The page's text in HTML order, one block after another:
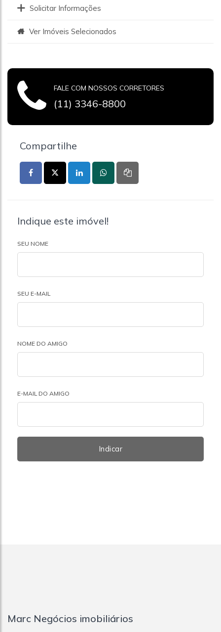
Solicitar Informações
Ver Imóveis Selecionados
FALE COM NOSSOS CORRETORES
(11) 3346-8800
Compartilhe
Indique este imóvel!
SEU NOME
SEU E-MAIL
NOME DO AMIGO
E-MAIL DO AMIGO
Indicar
Marc Negócios imobiliários